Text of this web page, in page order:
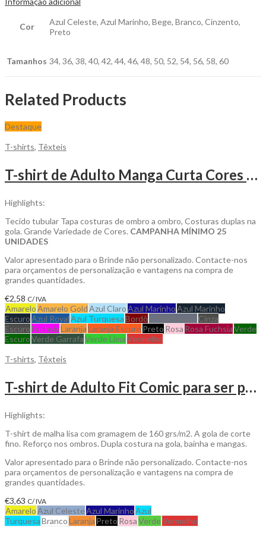
Cor
Azul Celeste, Azul Marinho, Bege, Branco, Cinzento,
Preto
Tamanhos 34, 36, 38, 40, 42, 44, 46, 48, 50, 52, 54, 56, 58, 60
Related Products
Destaque
T-shirts, Têxteis
T-shirt de Adulto Manga Curta Cores 150gr para Personalizar
Highlights:
Tecido tubular Tapa costuras de ombro a ombro, Costuras duplas na
gola. Grande Variedade de Cores. CAMPANHA MÍNIMO 25
UNIDADES
Valor apresentado para o Brinde não personalizado. Contacte-nos
para orçamentos de personalização e vantagens na compra de
grandes quantidades.
€2,58 C/ IVA
AmareloAmarelo GoldAzul ClaroAzul MarinhoAzul Marinho
EscuroAzul RoyalAzul TurquesaBordô
Cinza
EscuroFuchsiaLaranjaLaranja Escuro Preto Rosa Rosa FuchsiaVerde
EscuroVerde GarrafaVerde LimaVermelho
T-shirts, Têxteis
T-shirt de Adulto Fit Comic para ser personalizada
Highlights:
T-shirt de malha lisa com gramagem de 160 grs/m2. A gola de corte
fino. Reforço nos ombros. Dupla costura na gola, bainha e mangas.
Valor apresentado para o Brinde não personalizado. Contacte-nos
para orçamentos de personalização e vantagens na compra de
grandes quantidades.
€3,63 C/ IVA
AmareloAzul CelesteAzul MarinhoAzul
TurquesaBrancoLaranja Preto RosaVerdeVermelho